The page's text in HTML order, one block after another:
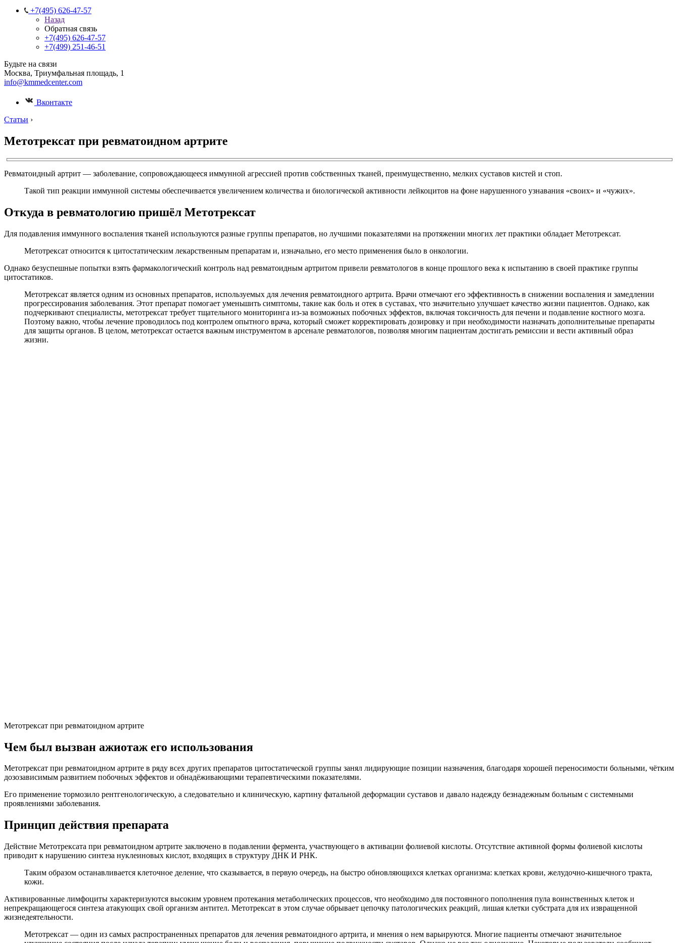
+7(495) 626-47-57
Назад
Обратная связь
+7(495) 626-47-57
+7(499) 251-46-51
Будьте на связи
Москва, Триумфальная площадь, 1
info@kmmedcenter.com
Вконтакте
Статьи ›
Метотрексат при ревматоидном артрите
Ревматоидный артрит — заболевание, сопровождающееся иммунной агрессией против собственных тканей, преимущественно, мелких суставов кистей и стоп.
Такой тип реакции иммунной системы обеспечивается увеличением количества и биологической активности лейкоцитов на фоне нарушенного узнавания «своих» и «чужих».
Откуда в ревматологию пришёл Метотрексат
Для подавления иммунного воспаления тканей используются разные группы препаратов, но лучшими показателями на протяжении многих лет практики обладает Метотрексат.
Метотрексат относится к цитостатическим лекарственным препаратам и, изначально, его место применения было в онкологии.
Однако безуспешные попытки взять фармакологический контроль над ревматоидным артритом привели ревматологов в конце прошлого века к испытанию в своей практике группы
цитостатиков.
Метотрексат является одним из основных препаратов, используемых для лечения ревматоидного артрита. Врачи отмечают его эффективность в снижении воспаления и замедлении
прогрессирования заболевания. Этот препарат помогает уменьшить симптомы, такие как боль и отек в суставах, что значительно улучшает качество жизни пациентов. Однако, как
подчеркивают специалисты, метотрексат требует тщательного мониторинга из-за возможных побочных эффектов, включая токсичность для печени и подавление костного мозга.
Поэтому важно, чтобы лечение проводилось под контролем опытного врача, который сможет корректировать дозировку и при необходимости назначать дополнительные препараты
для защиты органов. В целом, метотрексат остается важным инструментом в арсенале ревматологов, позволяя многим пациентам достигать ремиссии и вести активный образ
жизни.
Метотрексат при ревматоидном артрите
Чем был вызван ажиотаж его использования
Метотрексат при ревматоидном артрите в ряду всех других препаратов цитостатической группы занял лидирующие позиции назначения, благодаря хорошей переносимости больными, чётким
дозозависимым развитием побочных эффектов и обнадёживающими терапевтическими показателями.
Его применение тормозило рентгенологическую, а следовательно и клиническую, картину фатальной деформации суставов и давало надежду безнадежным больным с системными
проявлениями заболевания.
Принцип действия препарата
Действие Метотрексата при ревматоидном артрите заключено в подавлении фермента, участвующего в активации фолиевой кислоты. Отсутствие активной формы фолиевой кислоты
приводит к нарушению синтеза нуклеиновых кислот, входящих в структуру ДНК И РНК.
Таким образом останавливается клеточное деление, что сказывается, в первую очередь, на быстро обновляющихся клетках организма: клетках крови, желудочно-кишечного тракта,
кожи.
Активированные лимфоциты характеризуются высоким уровнем протекания метаболических процессов, что необходимо для постоянного пополнения пула воинственных клеток и
непрекращающегося синтеза атакующих свой организм антител. Метотрексат в этом случае обрывает цепочку патологических реакций, лишая клетки субстрата для их извращенной
жизнедеятельности.
Метотрексат — один из самых распространенных препаратов для лечения ревматоидного артрита, и мнения о нем варьируются. Многие пациенты отмечают значительное